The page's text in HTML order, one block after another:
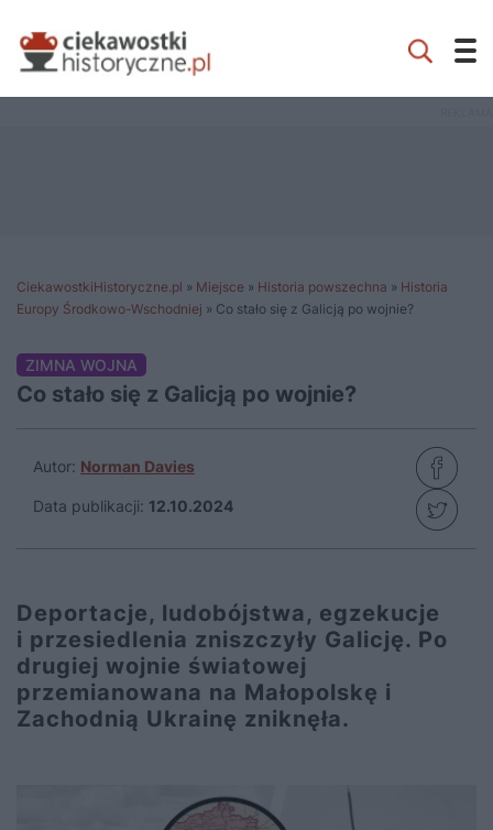
CiekawostkiHistoryczne.pl » Miejsce » Historia powszechna » Historia
Europy Środkowo-Wschodniej » Co stało się z Galicją po wojnie?
ZIMNA WOJNA
Co stało się z Galicją po wojnie?
Autor: Norman Davies
Data publikacji: 12.10.2024
Deportacje, ludobójstwa, egzekucje
i przesiedlenia zniszczyły Galicję. Po
drugiej wojnie światowej
przemianowana na Małopolskę i
Zachodnią Ukrainę zniknęła.